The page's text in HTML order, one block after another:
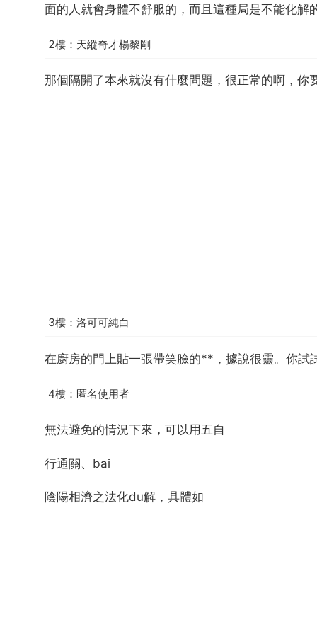
面的人就會身體不舒服的，而且這種局是不能化解
2樓：天縱奇才楊黎剛
那個隔開了本來就沒有什麼問題，很正常的啊，你
3樓：洛可可純白
在廚房的門上貼一張帶笑臉的**，據說很靈。你試
4樓：匿名使用者
無法避免的情況下來，可以用五自
行通關、bai
陰陽相濟之法化du解，具體如